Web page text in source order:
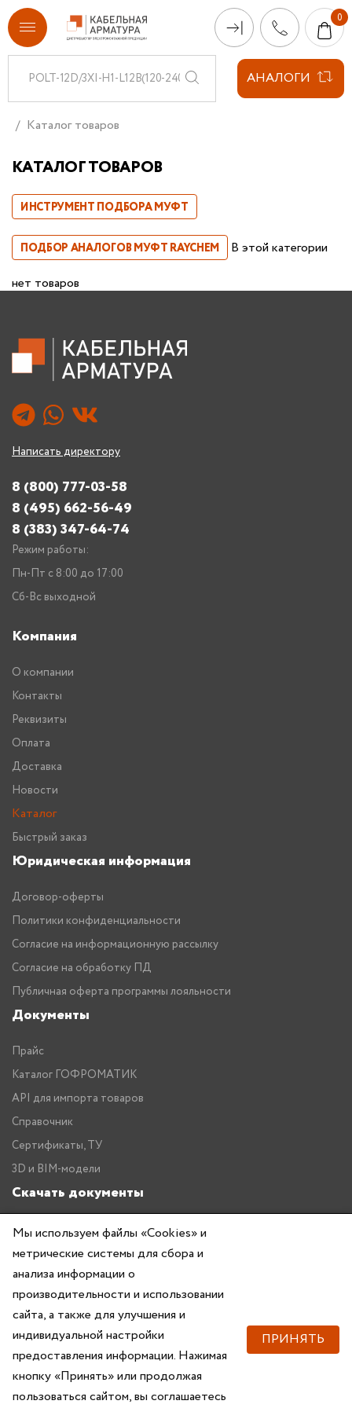
АНАЛОГИ
Каталог товаров
КАТАЛОГ ТОВАРОВ
ИНСТРУМЕНТ ПОДБОРА МУФТ
ПОДБОР АНАЛОГОВ МУФТ RAYCHEM
В этой категории
нет товаров
Написать директору
8 (800) 777-03-58
8 (495) 662-56-49
8 (383) 347-64-74
Режим работы:
Пн-Пт с 8:00 до 17:00
Сб-Вс выходной
Компания
О компании
Контакты
Реквизиты
Оплата
Доставка
Новости
Каталог
Быстрый заказ
Юридическая информация
Договор-оферты
Политики конфиденциальности
Согласие на информационную рассылку
Согласие на обработку ПД
Публичная оферта программы лояльности
Документы
Прайс
Каталог ГОФРОМАТИК
API для импорта товаров
Справочник
Сертификаты, ТУ
3D и BIM-модели
Скачать документы
Прайс
Каталог ГОФРОМАТИК
Copyright © 2026 — ZKABEL.RU Все права защищены
Мы используем файлы «Cookies» и
метрические системы для сбора и
анализа информации о
производительности и использовании
сайта, а также для улучшения и
индивидуальной настройки
предоставления информации. Нажимая
кнопку «Принять» или продолжая
пользоваться сайтом, вы соглашаетесь
ПРИНЯТЬ